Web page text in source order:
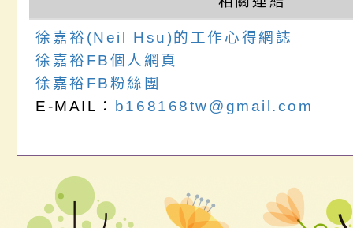
名參加，請查照
一案，請查照。
解謎活動」
徐嘉裕(Neil Hsu)的工作心得網誌
徐嘉裕FB個人網頁
徐嘉裕FB粉絲團
E-MAIL：
b168168tw@gmail.com